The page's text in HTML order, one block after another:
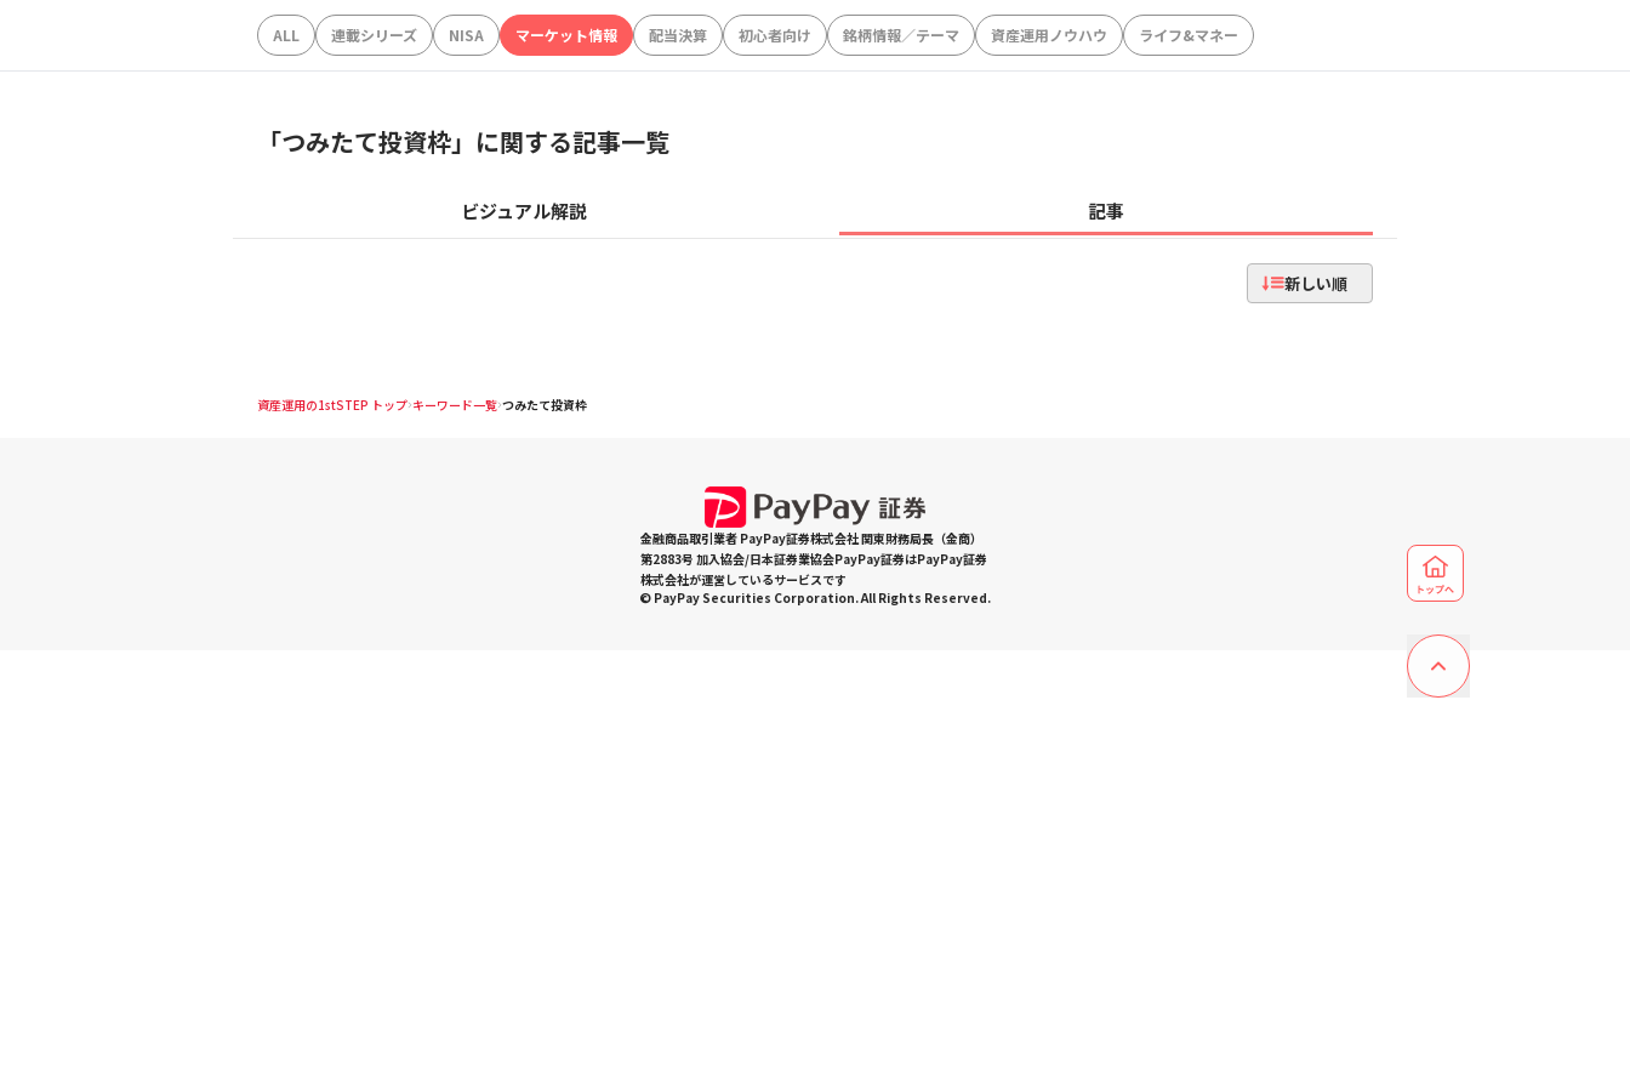
ALL 連載シリーズ NISA マーケット情報 配当決算 初心者向け 銘柄情報／テーマ 資産運用ノウハウ ライフ&マネー
「つみたて投資枠」に関する記事一覧
ビジュアル解説 記事
新しい順
資産運用の1stSTEP トップ キーワード一覧 つみたて投資枠
金融商品取引業者 PayPay証券株式会社 関東財務局長（金商）
第2883号 加入協会/日本証券業協会PayPay証券はPayPay証券
株式会社が運営しているサービスです
© PayPay Securities Corporation. All Rights Reserved.